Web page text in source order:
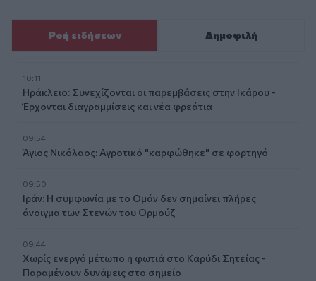
Ροή ειδήσεων Δημοφιλή
10:11
Ηράκλειο: Συνεχίζονται οι παρεμβάσεις στην Ικάρου -
Έρχονται διαγραμμίσεις και νέα φρεάτια
09:54
Άγιος Νικόλαος: Αγροτικό "καρφώθηκε" σε φορτηγό
09:50
Ιράν: Η συμφωνία με το Ομάν δεν σημαίνει πλήρες
άνοιγμα των Στενών του Ορμούζ
09:44
Χωρίς ενεργό μέτωπο η φωτιά στο Καρύδι Σητείας -
Παραμένουν δυνάμεις στο σημείο